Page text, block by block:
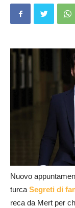
Nuovo
turcaSegreti di
reca da Mert per